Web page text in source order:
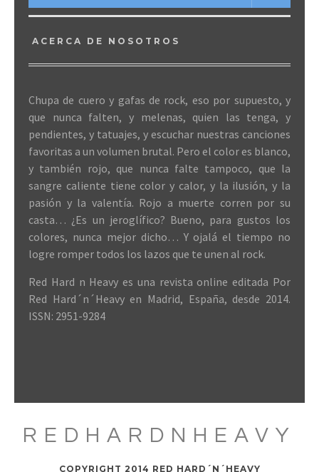
ACERCA DE NOSOTROS
Chupa de cuero y gafas de rock, eso por supuesto, y
que nunca falten, y melenas, quien las tenga, y
pendientes, y tatuajes, y escuchar nuestras canciones
favoritas a un volumen brutal. Pero el color es blanco,
y también rojo, que nunca falte tampoco, que la
sangre caliente tiene color y calor, y la ilusión, y la
pasión y la valentía. Rojo a muerte corren por su
casta… ¿Es un jeroglífico? Bueno, para gustos los
colores, nunca mejor dicho… Y ojalá el tiempo no
logre romper todos los lazos que te unen al rock.
Red Hard n Heavy es una revista online editada Por
Red Hard´n´Heavy en Madrid, España, desde 2014.
ISSN: 2951-9284
REDHARDNHEAVY
COPYRIGHT 2014 RED HARD´N´HEAVY